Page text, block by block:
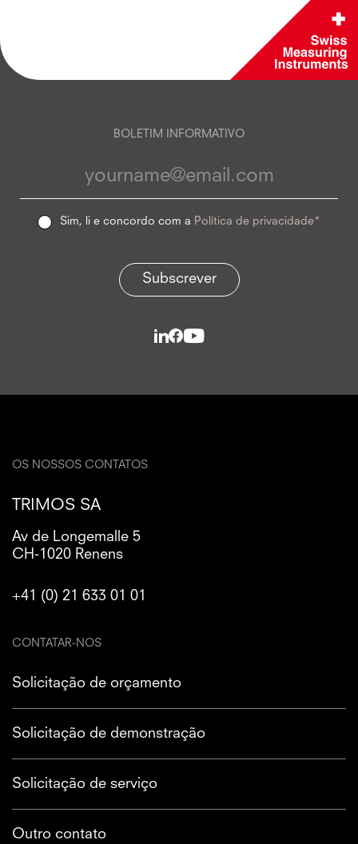
BOLETIM INFORMATIVO
Sim, li e concordo com a Política de privacidade*
Subscrever
OS NOSSOS CONTATOS
TRIMOS SA
Av de Longemalle 5
CH-1020 Renens
+41 (0) 21 633 01 01
CONTATAR-NOS
Solicitação de orçamento
Solicitação de demonstração
Solicitação de serviço
Outro contato